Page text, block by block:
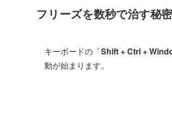
フリーズを数秒で治す秘
キーボードの「Shift + Ctrl +
動が始まります。